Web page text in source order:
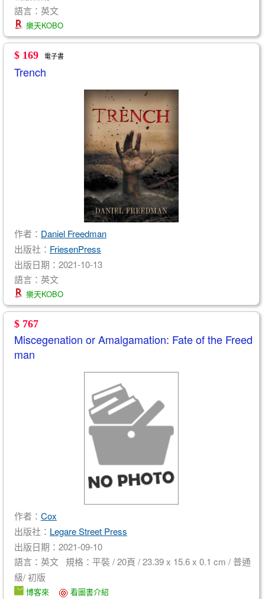
語言：英文
樂天KOBO
$ 169 電子書
Trench
作者： Daniel Freedman
出版社： FriesenPress
出版日期：2021-10-13
語言：英文
樂天KOBO
$ 767
Miscegenation or Amalgamation: Fate of the Freed
man
作者： Cox
出版社： Legare Street Press
出版日期：2021-09-10
語言：英文 規格：平裝 / 20頁 / 23.39 x 15.6 x 0.1 cm / 普通
級/ 初版
博客來 看圖書介紹